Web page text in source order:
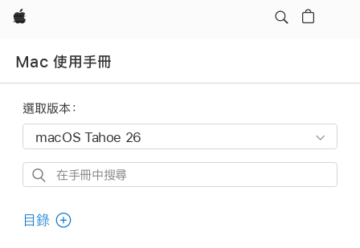
Apple
Mac 使用手冊
選取版本：
在
冊
目錄